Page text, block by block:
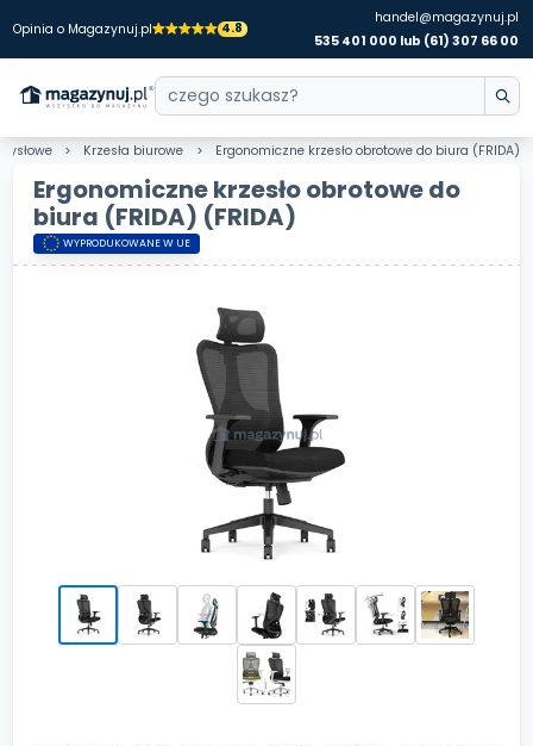
Opinia o Magazynuj.pl 4.8
handel@magazynuj.pl
535 401 000 lub (61) 307 66 00
Krzesła biurowe Ergonomiczne krzesło obrotowe do biura (FRIDA)
Ergonomiczne krzesło obrotowe do
biura (FRIDA) (FRIDA)
WYPRODUKOWANE W UE